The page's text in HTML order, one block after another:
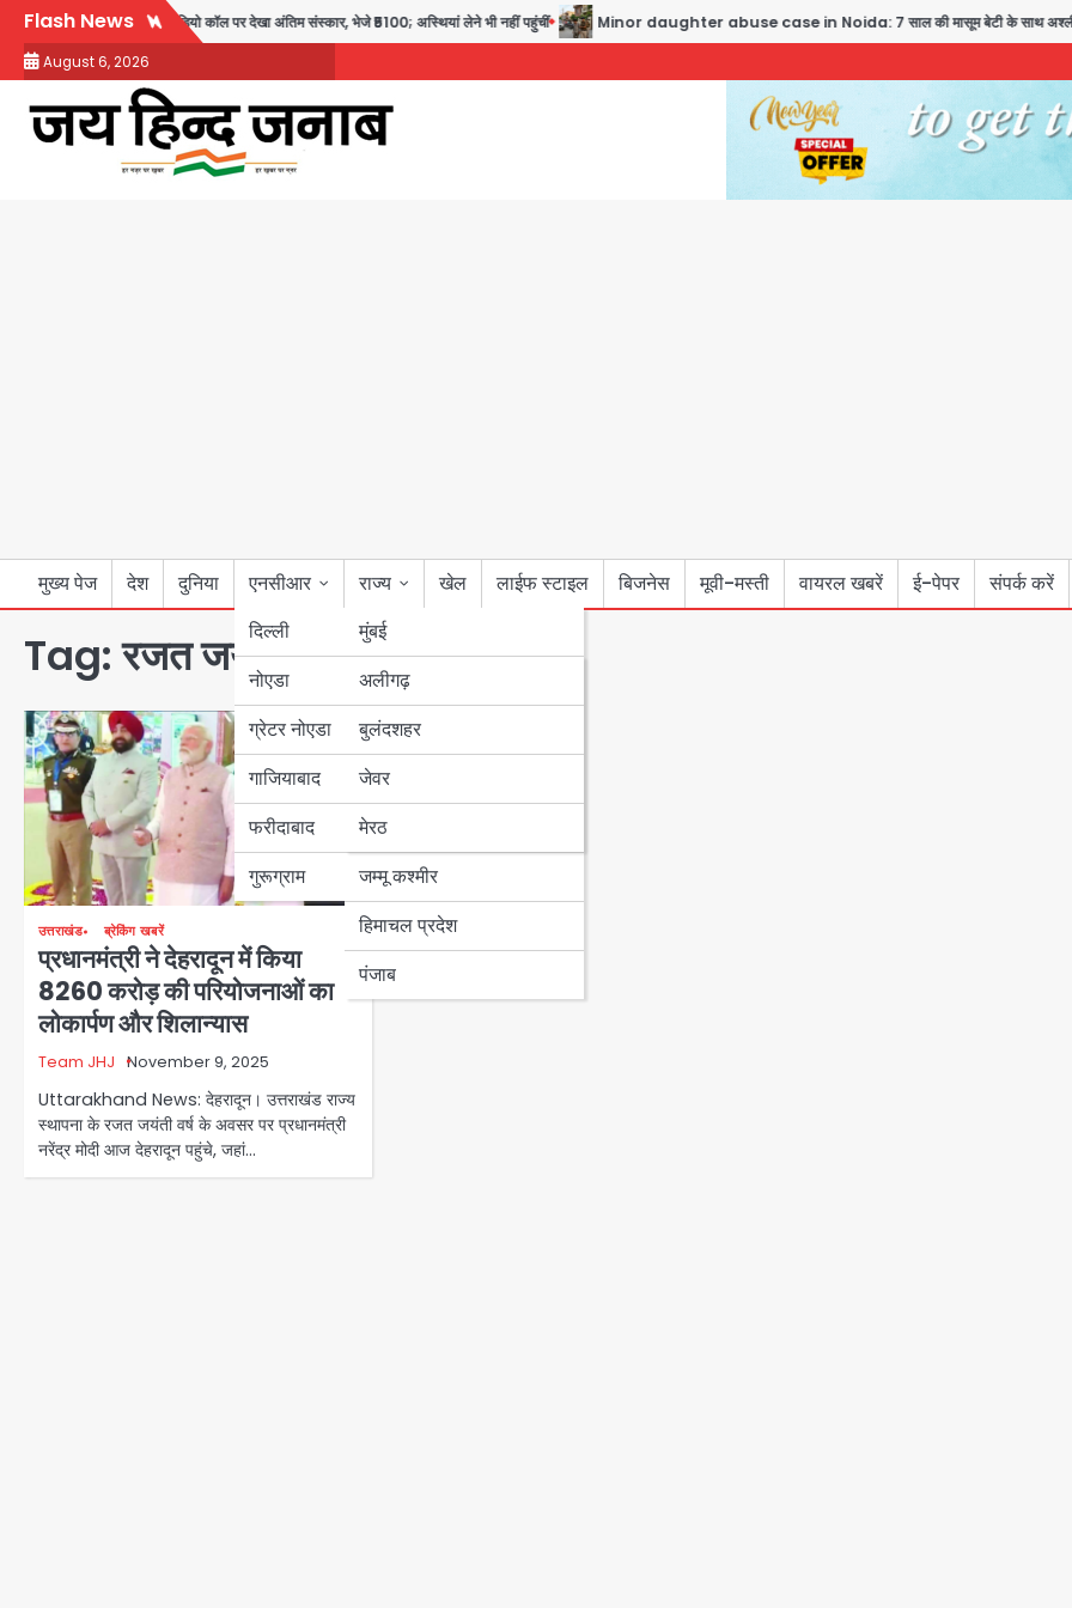
Skip
content
Flash News
मौत: तीनों बेटियों ने वीडियो कॉल पर देखा अंतिम संस्कार, भेजे ₹5100; अस्थियां लेने भी नहीं पहुंचीं Minor daughter abuse case in Noida: 7 साल की मासूम बेटी के साथ अश्लील हरकत
August 6, 2026
मुख्य पेज देश दुनिया
एनसीआर
दिल्ली
नोएडा
ग्रेटर नोएडा
गाजियाबाद
फरीदाबाद
गुरूग्राम
राज्य
मुंबई
उत्तर प्रदेश
अलीगढ़
बुलंदशहर
जेवर
मेरठ
बिहार
पंजाब
हरियाणा
जम्मू कश्मीर
हिमाचल प्रदेश
पंजाब
खेल लाईफ स्टाइल बिजनेस मूवी-मस्ती वायरल खबरें ई-पेपर संपर्क करें
Tag:रजत जयंती वर्ष
उत्तराखंड ब्रेकिंग खबरें
प्रधानमंत्री ने देहरादून में किया
8260 करोड़ की परियोजनाओं का
लोकार्पण और शिलान्यास
Team JHJ November 9, 2025
Uttarakhand News: देहरादून। उत्तराखंड राज्य
स्थापना के रजत जयंती वर्ष के अवसर पर प्रधानमंत्री
नरेंद्र मोदी आज देहरादून पहुंचे, जहां…